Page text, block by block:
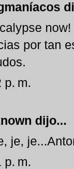
por tan
p. m.
dijo...
je,
p. m.